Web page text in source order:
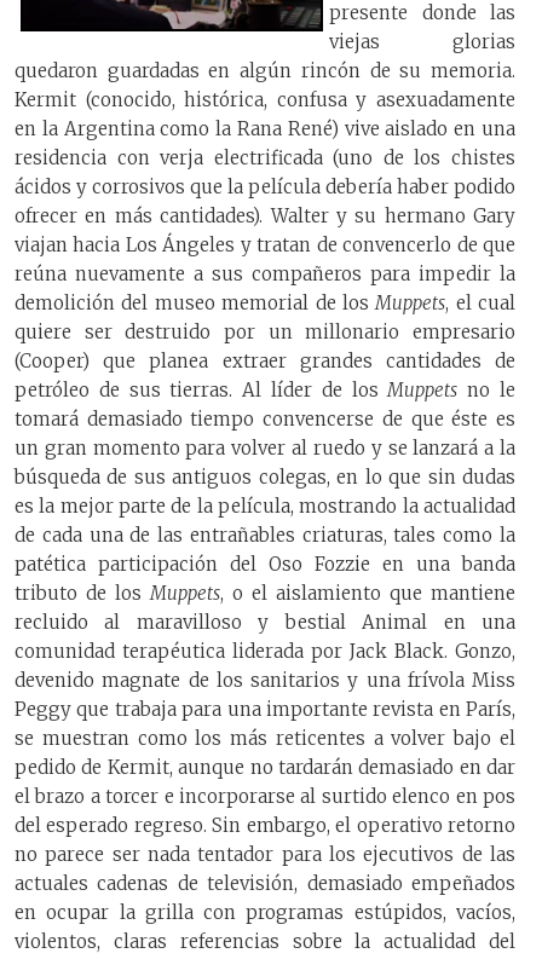
presente donde las
viejas glorias
quedaron guardadas en algún rincón de su memoria.
Kermit (conocido, histórica, confusa y asexuadamente
en la Argentina como la Rana René) vive aislado en una
residencia con verja electrificada (uno de los chistes
ácidos y corrosivos que la película debería haber podido
ofrecer en más cantidades). Walter y su hermano Gary
viajan hacia Los Ángeles y tratan de convencerlo de que
reúna nuevamente a sus compañeros para impedir la
demolición del museo memorial de los Muppets, el cual
quiere ser destruido por un millonario empresario
(Cooper) que planea extraer grandes cantidades de
petróleo de sus tierras. Al líder de los Muppets no le
tomará demasiado tiempo convencerse de que éste es
un gran momento para volver al ruedo y se lanzará a la
búsqueda de sus antiguos colegas, en lo que sin dudas
es la mejor parte de la película, mostrando la actualidad
de cada una de las entrañables criaturas, tales como la
patética participación del Oso Fozzie en una banda
tributo de los Muppets, o el aislamiento que mantiene
recluido al maravilloso y bestial Animal en una
comunidad terapéutica liderada por Jack Black. Gonzo,
devenido magnate de los sanitarios y una frívola Miss
Peggy que trabaja para una importante revista en París,
se muestran como los más reticentes a volver bajo el
pedido de Kermit, aunque no tardarán demasiado en dar
el brazo a torcer e incorporarse al surtido elenco en pos
del esperado regreso. Sin embargo, el operativo retorno
no parece ser nada tentador para los ejecutivos de las
actuales cadenas de televisión, demasiado empeñados
en ocupar la grilla con programas estúpidos, vacíos,
violentos, claras referencias sobre la actualidad del